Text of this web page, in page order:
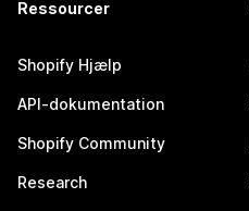
Ressourcer
Shopify Hjælp
API-dokumentation
Shopify Community
Research